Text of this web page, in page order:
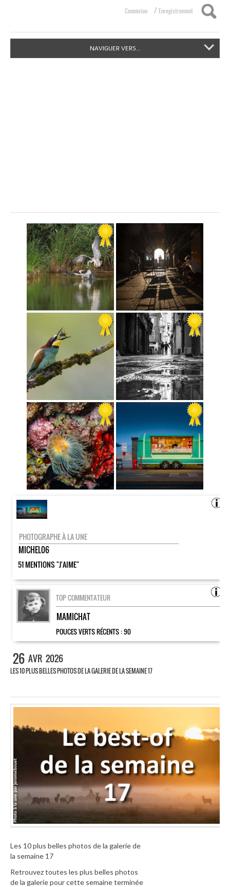
Connexion / Enregistrement
NAVIGUER VERS...
PHOTOGRAPHE À LA UNE
MICHEL06
51 MENTIONS "J'AIME"
TOP COMMENTATEUR
MAMICHAT
POUCES VERTS RÉCENTS :90
26 AVR 2026
LES 10 PLUS BELLES PHOTOS DE LA GALERIE DE LA SEMAINE 17
Les 10 plus belles photos de la galerie de
la semaine 17
Retrouvez toutes les plus belles photos
de la galerie pour cette semaine terminée